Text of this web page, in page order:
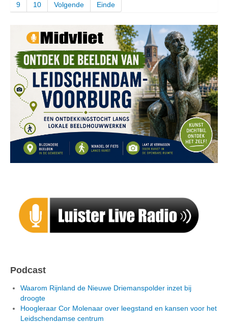
9
10 Volgende Einde
Podcast
Waarom Rijnland de Nieuwe Driemanspolder inzet bij
droogte
Hoogleraar Cor Molenaar over leegstand en kansen voor het
Leidschendamse centrum